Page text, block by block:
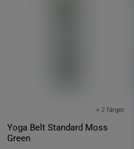
Yoga Belt Standard Moss
Green
+ 2 färger